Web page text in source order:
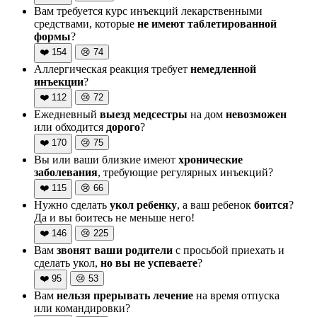
Вам требуется курс инъекций лекарственными
средствами, которые не имеют таблетированной
формы?
❤️ 154 😢 74
Аллергическая реакция требует немедленной
инъекции?
❤️ 112 😢 72
Ежедневный выезд медсестры на дом невозможен
или обходится дорого?
❤️ 170 😢 75
Вы или ваши близкие имеют хронические
заболевания, требующие регулярных инъекций?
❤️ 115 😢 66
Нужно сделать укол ребенку, а ваш ребенок боится?
Да и вы боитесь не меньше него!
❤️ 146 😢 225
Вам звонят ваши родители с просьбой приехать и
сделать укол, но вы не успеваете?
❤️ 95 😢 53
Вам нельзя прерывать лечение на время отпуска
или командировки?